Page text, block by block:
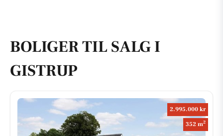
BOLIGER TIL SALG I
GISTRUP
2.995.000 kr
352 m2